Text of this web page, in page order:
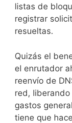
listas de
registrar
resueltas.
Quizás el
el enrutador
reenvío de
red,
gastos
tiene que